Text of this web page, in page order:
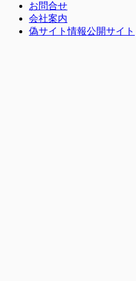
お問合せ
会社案内
偽サイト情報公開サイト